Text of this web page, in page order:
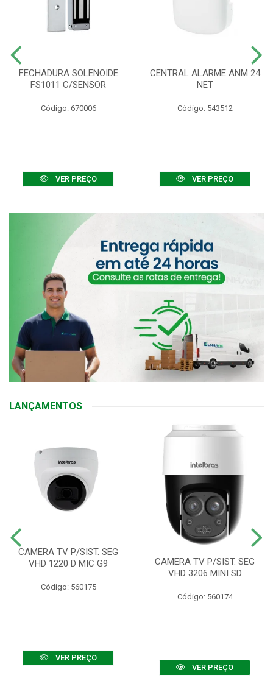
FECHADURA SOLENOIDE
FS1011 C/SENSOR
Código: 670006
VER PREÇO
CENTRAL ALARME ANM 24
NET
Código: 543512
VER PREÇO
LANÇAMENTOS
CAMERA TV P/SIST. SEG
VHD 1220 D MIC G9
Código: 560175
VER PREÇO
CAMERA TV P/SIST. SEG
VHD 3206 MINI SD
Código: 560174
VER PREÇO